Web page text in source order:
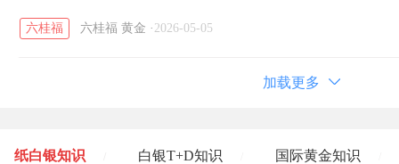
六桂福 六桂福 黄金 · 2026-05-05
加载更多
纸白银知识 白银T+D知识 国际黄金知识